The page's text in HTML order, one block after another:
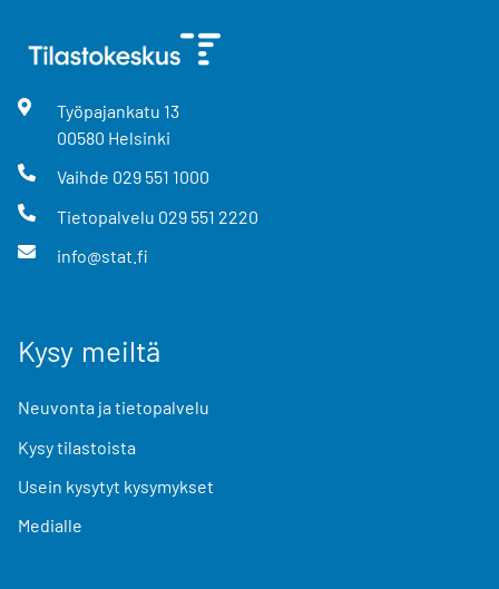
Työpajankatu 13
00580 Helsinki
Vaihde 029 551 1000
Tietopalvelu 029 551 2220
info@stat.fi
Kysy meiltä
Neuvonta ja tietopalvelu
Kysy tilastoista
Usein kysytyt kysymykset
Medialle